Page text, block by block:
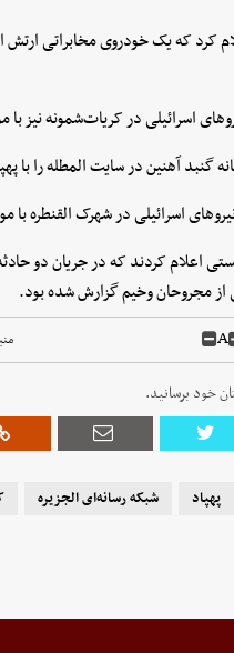
کرد که یک خودروی مخابراتی ارتش
اسرائیلی در کریات‌شمونه نیز
گنبد آهنین در سایت المطله را با
اسرائیلی در شهرک القنطره
اعلام کردند که در جریان دو
A
خود برسانید.
پهپاد شبکه رسانه‌ای الجزیره